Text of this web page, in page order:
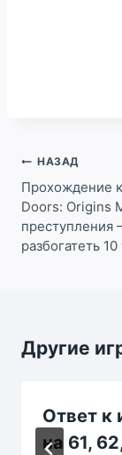
Навигация
по
записям
НАЗАД
Прохождение
Doors: Origins
преступления
разбогатеть
Другие
Ответ к
на 61,